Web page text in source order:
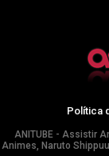
Política
ANITUBE - Assistir
Animes, Naruto